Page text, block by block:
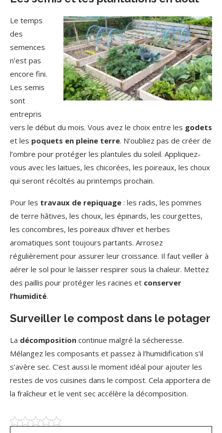
Le temps
des
semences
n’est pas
encore fini.
Les semis
sont
entrepris
vers le début du mois. Vous avez le choix entre les godets
et les poquets en pleine terre. N’oubliez pas de créer de
l’ombre pour protéger les plantules du soleil. Appliquez-
vous avec les laitues, les chicorées, les poireaux, les choux
qui seront récoltés au printemps prochain.
Pour les travaux de repiquage : les radis, les pommes
de terre hâtives, les choux, les épinards, les courgettes,
les concombres, les poireaux d’hiver et herbes
aromatiques sont toujours partants. Arrosez
régulièrement pour assurer leur croissance. Il faut veiller à
aérer le sol pour le laisser respirer sous la chaleur. Mettez
des paillis pour protéger les racines et conserver
l’humidité.
Surveiller le compost dans le potager
La décomposition continue malgré la sécheresse.
Mélangez les composants et passez à l’humidification s’il
s’avère sec. C’est aussi le moment idéal pour ajouter les
restes de vos cuisines dans le compost. Cela apportera de
la fraîcheur et le vent sec accélère la décomposition.